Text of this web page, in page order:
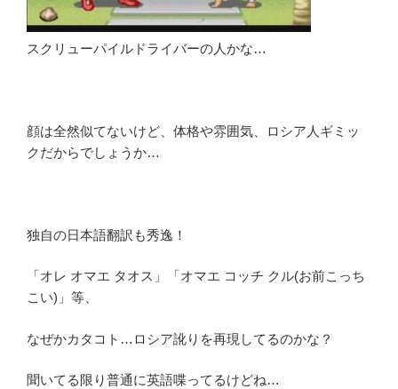
スクリューパイルドライバーの人かな…
顔は全然似てないけど、体格や雰囲気、ロシア人ギミッ
クだからでしょうか…
独自の日本語翻訳も秀逸！
「オレ オマエ タオス」「オマエ コッチ クル(お前こっち
こい)」等、
なぜかカタコト…ロシア訛りを再現してるのかな？
聞いてる限り普通に英語喋ってるけどね…